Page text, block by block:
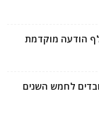
הודעה מוקדמת
לחמש השנים